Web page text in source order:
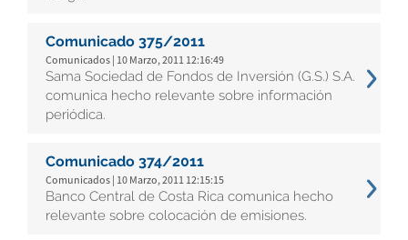
Comunicado 375/2011
Comunicados | 10 Marzo, 2011 12:16:49
Sama Sociedad de Fondos de Inversión (G.S.) S.A.
comunica hecho relevante sobre información
periódica.
Comunicado 374/2011
Comunicados | 10 Marzo, 2011 12:15:15
Banco Central de Costa Rica comunica hecho
relevante sobre colocación de emisiones.